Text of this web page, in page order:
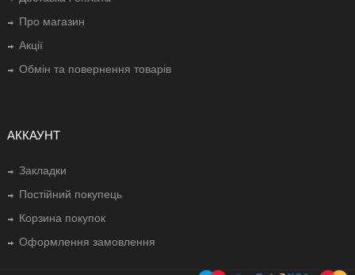
Про магазин
Акції
Обмін та повернення товарів
АККАУНТ
Закладки
Постійний покупець
Корзина покупок
Оформлення замовлення